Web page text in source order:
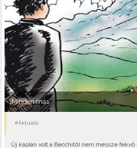
„Minden más”
#Aktuális
Új káplán volt a Becchitől nem messze fekvő